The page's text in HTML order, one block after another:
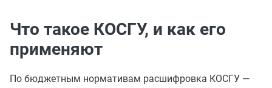
Что такое КОСГУ, и как его
применяют
По бюджетным нормативам расшифровка КОСГУ —